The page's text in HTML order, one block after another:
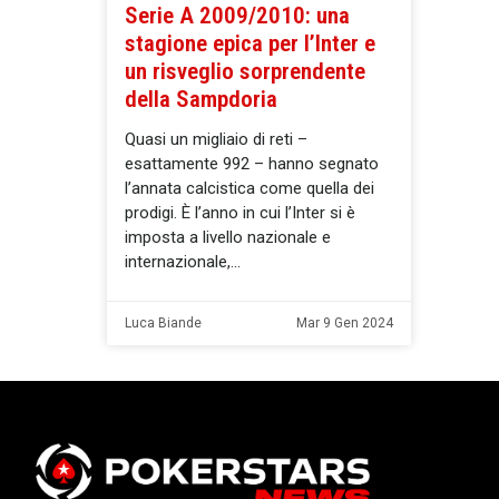
Serie A 2009/2010: una
stagione epica per l’Inter e
un risveglio sorprendente
della Sampdoria
Quasi un migliaio di reti –
esattamente 992 – hanno segnato
l’annata calcistica come quella dei
prodigi. È l’anno in cui l’Inter si è
imposta a livello nazionale e
internazionale,
Luca Biande Mar 9 Gen 2024